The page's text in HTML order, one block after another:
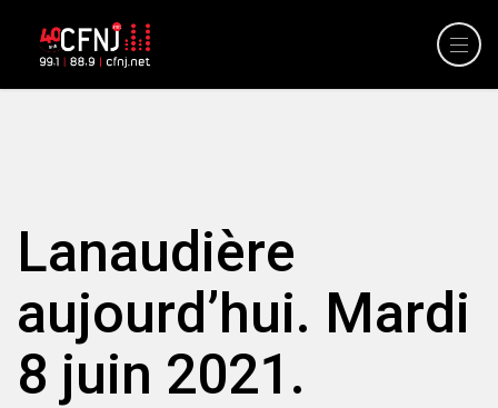
Lanaudière
aujourd’hui. Mardi
8 juin 2021.